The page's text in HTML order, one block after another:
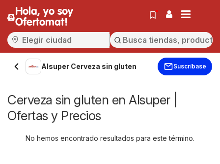
Hola, yo soy
Ofertomat!
Alsuper Cerveza sin gluten Suscríbase
Cerveza sin gluten en Alsuper |
Ofertas y Precios
No hemos encontrado resultados para este término.